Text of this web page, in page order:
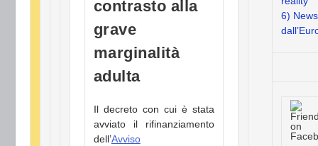
contrasto alla
grave
marginalità
adulta
Il decreto con cui è stata
avviato il rifinanziamento
dell’Avviso
6) News